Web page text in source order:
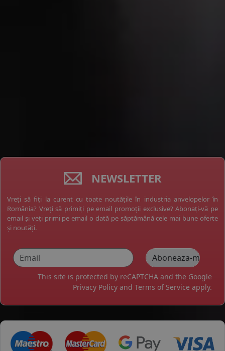
NEWSLETTER
Vreți să fiți la curent cu toate noutățile în industria anvelopelor în
România? Vreți să primiți pe email promoții exclusive? Abonați-vă pe
email și veți primi pe email o dată pe săptămână cele mai bune oferte
și noutăți.
This site is protected by reCAPTCHA and the Google
Privacy Policy and Terms of Service apply.